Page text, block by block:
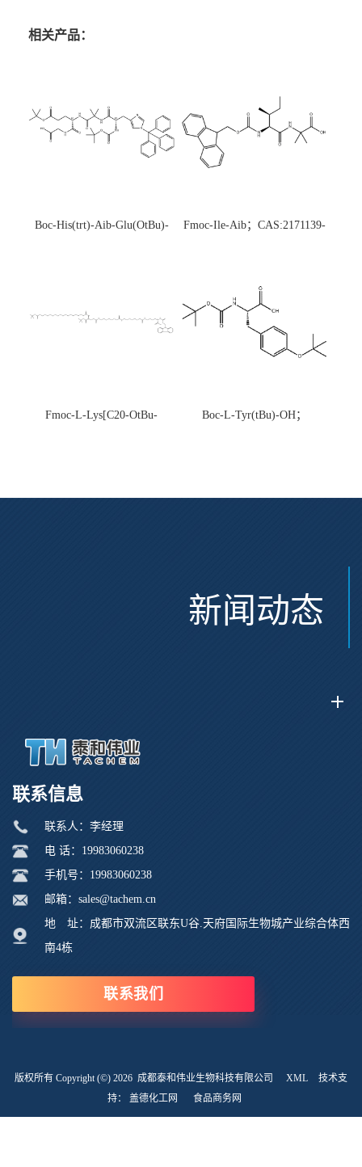
相关产品：
Boc-His(trt)-Aib-Glu(OtBu)-
Fmoc-Ile-Aib；CAS:2171139-
Fmoc-L-Lys[C20-OtBu-
Boc-L-Tyr(tBu)-OH；
新闻动态
联系信息
联系人：李经理
电 话：19983060238
手机号：19983060238
邮箱：sales@tachem.cn
地 址：成都市双流区联东U谷.天府国际生物城产业综合体西
南4栋
联系我们
版权所有 Copyright (©) 2026 成都泰和伟业生物科技有限公司 XML
技术支
持： 盖德化工网 食品商务网